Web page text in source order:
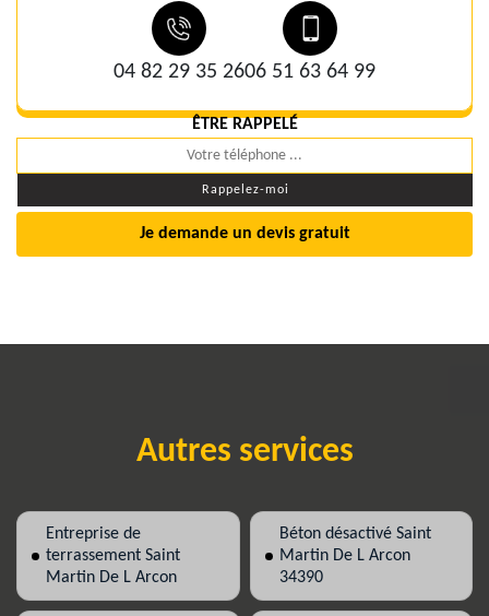
04 82 29 35 2606 51 63 64 99
ÊTRE RAPPELÉ
Je demande un devis gratuit
Autres services
Entreprise de
terrassement Saint
Martin De L Arcon
Béton désactivé Saint
Martin De L Arcon
34390